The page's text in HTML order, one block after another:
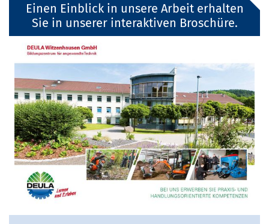
Einen Einblick in unsere Arbeit erhalten
Sie in unserer interaktiven Broschüre.